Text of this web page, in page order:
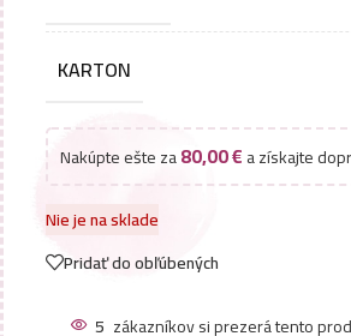
KARTON
Nakúpte ešte za80,00€a získajte
Nie je na sklade
Pridať do obľúbených
5 zákazníkov si prezerá tento